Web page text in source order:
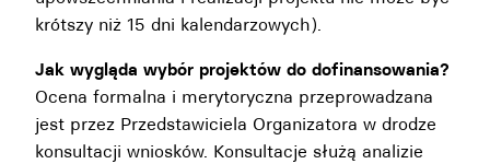
krótszy niż 15 dni kalendarzowych).
Jak wygląda wybór projektów do dofinansowania?
Ocena formalna i merytoryczna przeprowadzana
jest przez Przedstawiciela Organizatora w drodze
konsultacji wniosków. Konsultacje służą analizie